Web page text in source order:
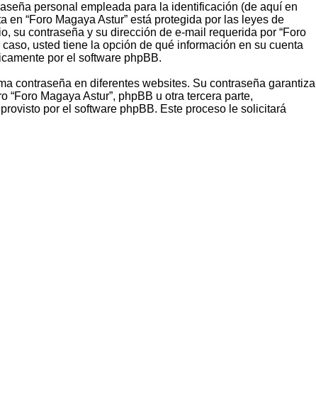
personal empleada para la identificación (de aquí en
“Foro Magaya Astur” está protegida por las leyes de
su contraseña y su dirección de e-mail requerida por “Foro
usted tiene la opción de qué información en su cuenta
por el software phpBB.
contraseña en diferentes websites. Su contraseña garantiza
Magaya Astur”, phpBB u otra tercera parte,
por el software phpBB. Este proceso le solicitará